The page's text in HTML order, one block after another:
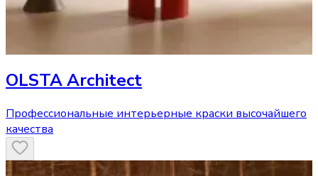
OLSTA Architect
Профессиональные интерьерные краски высочайшего
качества